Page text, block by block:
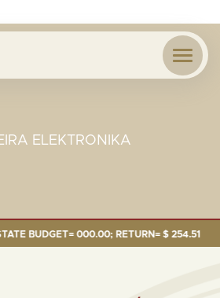
ELEKTRONIKA
BUDGET= 000.00; RETURN= $ 254.51